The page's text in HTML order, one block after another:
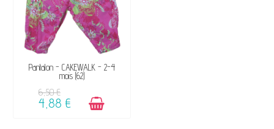
DISPONIBLE
Pantalon - CAKEWALK - 2-4
mois (62)
6,50 €
4,88 €